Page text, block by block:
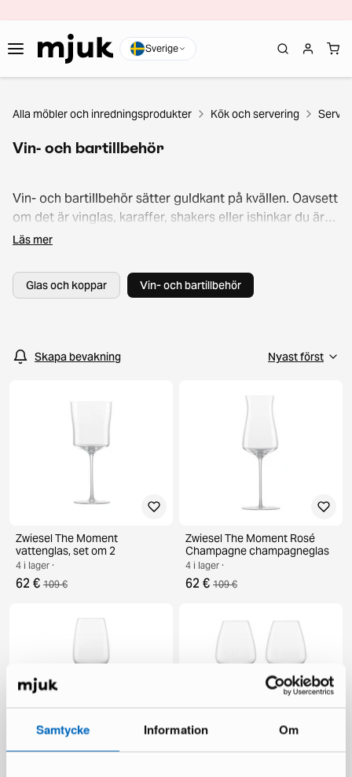
Samtycke Information Om
Sverige
Alla möbler och inredningsprodukter Kök och servering
Vin- och bartillbehör
Vin- och bartillbehör sätter guldkant på kvällen. Oavsett
om det är vinglas, karaffer, shakers eller ishinkar du är
ute efter, har vi allt du behöver för en hemmabar som är
hitta detaljerna som lyfter festen till nästa nivå.
Läs mer
Glas och koppar Vin- och bartillbehör
Skapa bevakning
Zwiesel The Moment
vattenglas, set om 2
4 i lager ·
62 € 109 €
Zwiesel The Moment Rosé
Champagne champagneglas
4 i lager ·
62 € 109 €